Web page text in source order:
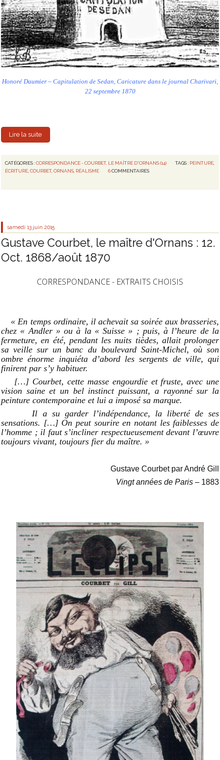
Honoré Daumier – Capitulation de Sedan, Caricature dans le journal Charivari,
22 septembre 1870
Lire la suite
CATÉGORIES :CORRESPONDANCE - COURBET, LE MAÎTRE D'ORNANS (14) TAGS : PEINTURE
ÉCRITURE ,COURBET,ORNANS RÉALISME 6 COMMENTAIRES
samedi 13 juin 2015
Gustave Courbet, le maître d'Ornans : 12.
Oct. 1868/août 1870
CORRESPONDANCE - EXTRAITS CHOISIS
« En temps ordinaire, il achevait sa soirée aux brasseries,
chez « Andler »ou à la « Suisse » ; puis, à l’heure de la
fermeture, en été, pendant les nuits tièdes, allait prolonger
sa veille sur un banc du boulevard Saint-Michel, où son
ombre énorme inquiéta d’abord les sergents de ville, qui
finirent par s’y habituer.
[…] Courbet, cette masse engourdie et fruste, avec une
vision saine et un bel instinct puissant, a rayonné sur la
peinture contemporaine et lui a imposé sa marque.
Il a su garder l’indépendance, la liberté de ses
sensations. […] On peut sourire en notant les faiblesses de
l’homme ; il faut s’incliner respectueusement devant l’œuvre
toujours vivant, toujours fier du maître. »
Gustave Courbet par André Gill
Vingt années de Paris – 1883